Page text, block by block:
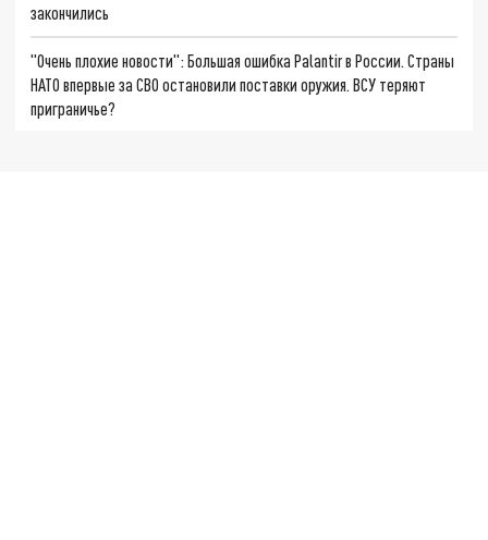
закончились
"Очень плохие новости": Большая ошибка Palantir в России. Страны
НАТО впервые за СВО остановили поставки оружия. ВСУ теряют
приграничье?